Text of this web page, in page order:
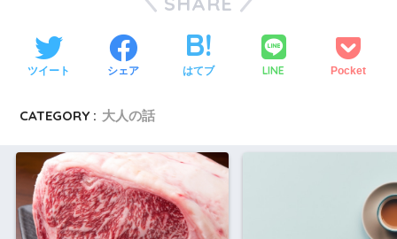
ツイート シェア はてブ LINE Pocket
CATEGORY : 大人の話